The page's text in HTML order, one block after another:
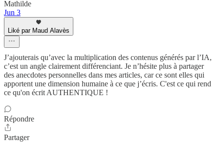
Mathilde
Jun 3
Liké par Maud Alavès
J’ajouterais qu’avec la multiplication des contenus générés par l’IA,
c’est un angle clairement différenciant. Je n’hésite plus à partager
des anecdotes personnelles dans mes articles, car ce sont elles qui
apportent une dimension humaine à ce que j’écris. C'est ce qui rend
ce qu'on écrit AUTHENTIQUE !
Répondre
Partager